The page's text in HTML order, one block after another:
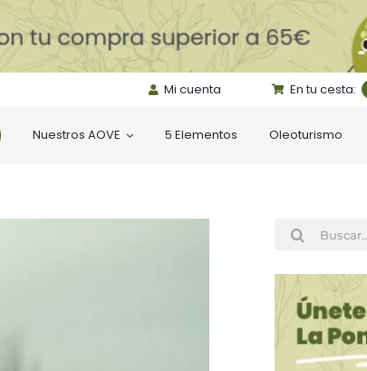
Mi cuenta En tu cesta:
Nuestros AOVE 5 Elementos Oleoturismo
Buscar: